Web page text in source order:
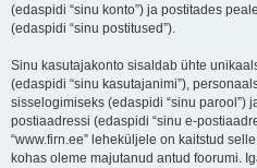
(edaspidi “sinu konto”) ja postitades
(edaspidi “sinu postitused”).
Sinu kasutajakonto sisaldab ühte
(edaspidi “sinu kasutajanimi”),
sisselogimiseks (edaspidi “sinu parool”)
postiaadressi (edaspidi “sinu e-
“www.firn.ee” leheküljele on kaitstud
kohas oleme majutanud antud foorumi.